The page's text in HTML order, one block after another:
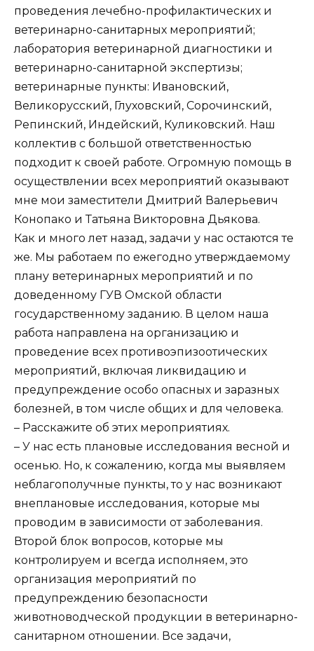
проведения лечебно-профилактических и
ветеринарно-санитарных мероприятий;
лаборатория ветеринарной диагностики и
ветеринарно-санитарной экспертизы;
ветеринарные пункты: Ивановский,
Великорусский, Глуховский, Сорочинский,
Репинский, Индейский, Куликовский. Наш
коллектив с большой ответственностью
подходит к своей работе. Огромную помощь в
осуществлении всех мероприятий оказывают
мне мои заместители Дмитрий Валерьевич
Конопако и Татьяна Викторовна Дьякова.
Как и много лет назад, задачи у нас остаются те
же. Мы работаем по ежегодно утверждаемому
плану ветеринарных мероприятий и по
доведенному ГУВ Омской области
государственному заданию. В целом наша
работа направлена на организацию и
проведение всех противоэпизоотических
мероприятий, включая ликвидацию и
предупреждение особо опасных и заразных
болезней, в том числе общих и для человека.
– Расскажите об этих мероприятиях.
– У нас есть плановые исследования весной и
осенью. Но, к сожалению, когда мы выявляем
неблагополучные пункты, то у нас возникают
внеплановые исследования, которые мы
проводим в зависимости от заболевания.
Второй блок вопросов, которые мы
контролируем и всегда исполняем, это
организация мероприятий по
предупреждению безопасности
животноводческой продукции в ветеринарно-
санитарном отношении. Все задачи,